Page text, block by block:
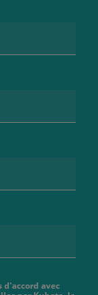
d'accord avec